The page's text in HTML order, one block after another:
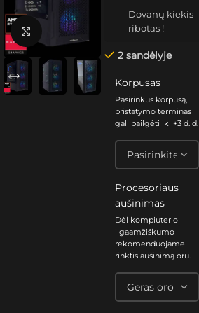
Spustelėkite, kad padidintumėte
Dovanų kiekis
ribotas !
2 sandėlyje
Korpusas
Pasirinkus korpusą,
pristatymo terminas
gali pailgėti iki +3 d. d.
Procesoriaus
aušinimas
Dėl kompiuterio
ilgaamžiškumo
rekomenduojame
rinktis aušinimą oru.